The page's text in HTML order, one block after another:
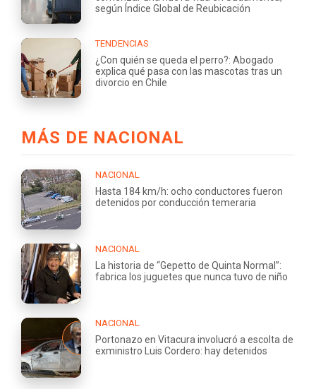
según Índice Global de Reubicación
TENDENCIAS
¿Con quién se queda el perro?: Abogado
explica qué pasa con las mascotas tras un
divorcio en Chile
MÁS DE NACIONAL
NACIONAL
Hasta 184 km/h: ocho conductores fueron
detenidos por conducción temeraria
NACIONAL
La historia de “Gepetto de Quinta Normal”:
fabrica los juguetes que nunca tuvo de niño
NACIONAL
Portonazo en Vitacura involucró a escolta de
exministro Luis Cordero: hay detenidos